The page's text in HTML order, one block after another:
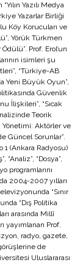
Yazılı Medya
Yazarlar Birliği
Köy Korucuları ve
Yörük Türkmen
Prof. Erol’un
isimleri şu
“Türkiye-AB
Yeni Büyük Oyun”,
Güvenlik
İlişkileri”, “Sıcak
Teorik
Yönetimi: Aktörler ve
Güncel Sorunlar”.
1 (Ankara Radyosu)
“Analiz”, “Dosya”,
programlarını
2004-2007 yılları
“Sınır
“Dış Politika
arasında Millî
yayımlanan Prof.
radyo, gazete,
de
Uluslararası